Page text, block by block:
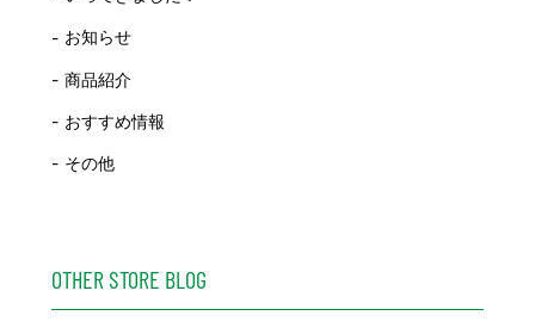
お知らせ
商品紹介
おすすめ情報
その他
OTHER STORE BLOG